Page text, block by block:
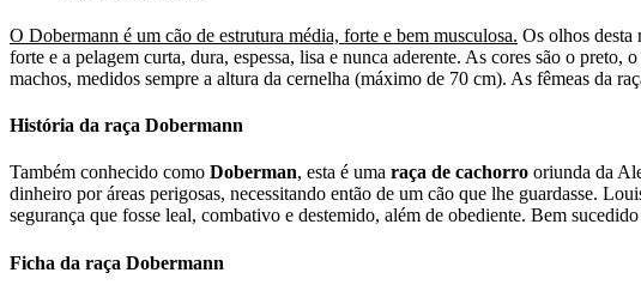
O Dobermann é um cão de estrutura média, forte e bem musculosa. Os olhos desta
forte e a pelagem curta, dura, espessa, lisa e nunca aderente. As cores são o
machos, medidos sempre a altura da cernelha (máximo de 70 cm). As fêmeas da
História da raça Dobermann
Também conhecido como Doberman, esta é uma raça de cachorro oriunda da
dinheiro por áreas perigosas, necessitando então de um cão que lhe guardasse.
segurança que fosse leal, combativo e destemido, além de obediente. Bem
Ficha da raça Dobermann